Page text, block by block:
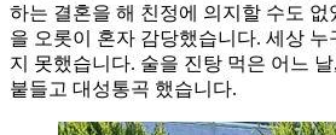
하는 결혼을 해 친정에 의지할 수도 없
을 오롯이 혼자 감당했습니다. 세상
지 못했습니다. 술을 진탕 먹은 어느
붙들고 대성통곡 했습니다.